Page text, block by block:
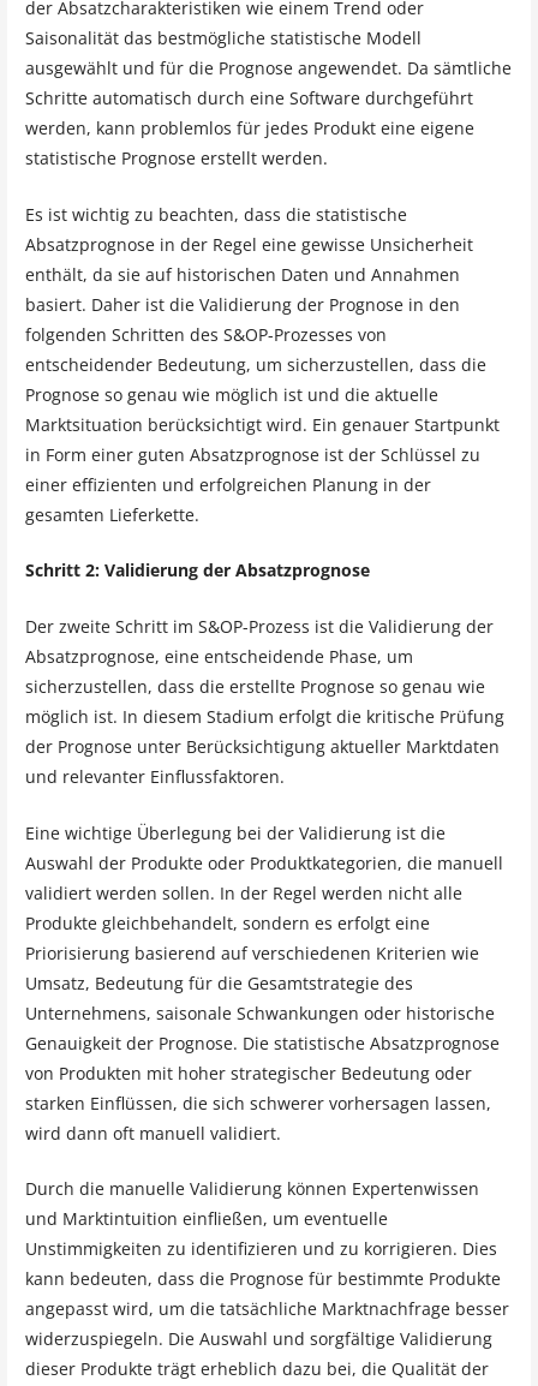
der Absatzcharakteristiken wie einem Trend oder
Saisonalität das bestmögliche statistische Modell
ausgewählt und für die Prognose angewendet. Da sämtliche
Schritte automatisch durch eine Software durchgeführt
werden, kann problemlos für jedes Produkt eine eigene
statistische Prognose erstellt werden.
Es ist wichtig zu beachten, dass die statistische
Absatzprognose in der Regel eine gewisse Unsicherheit
enthält, da sie auf historischen Daten und Annahmen
basiert. Daher ist die Validierung der Prognose in den
folgenden Schritten des S&OP-Prozesses von
entscheidender Bedeutung, um sicherzustellen, dass die
Prognose so genau wie möglich ist und die aktuelle
Marktsituation berücksichtigt wird. Ein genauer Startpunkt
in Form einer guten Absatzprognose ist der Schlüssel zu
einer effizienten und erfolgreichen Planung in der
gesamten Lieferkette.
Schritt 2: Validierung der Absatzprognose
Der zweite Schritt im S&OP-Prozess ist die Validierung der
Absatzprognose, eine entscheidende Phase, um
sicherzustellen, dass die erstellte Prognose so genau wie
möglich ist. In diesem Stadium erfolgt die kritische Prüfung
der Prognose unter Berücksichtigung aktueller Marktdaten
und relevanter Einflussfaktoren.
Eine wichtige Überlegung bei der Validierung ist die
Auswahl der Produkte oder Produktkategorien, die manuell
validiert werden sollen. In der Regel werden nicht alle
Produkte gleichbehandelt, sondern es erfolgt eine
Priorisierung basierend auf verschiedenen Kriterien wie
Umsatz, Bedeutung für die Gesamtstrategie des
Unternehmens, saisonale Schwankungen oder historische
Genauigkeit der Prognose. Die statistische Absatzprognose
von Produkten mit hoher strategischer Bedeutung oder
starken Einflüssen, die sich schwerer vorhersagen lassen,
wird dann oft manuell validiert.
Durch die manuelle Validierung können Expertenwissen
und Marktintuition einfließen, um eventuelle
Unstimmigkeiten zu identifizieren und zu korrigieren. Dies
kann bedeuten, dass die Prognose für bestimmte Produkte
angepasst wird, um die tatsächliche Marktnachfrage besser
widerzuspiegeln. Die Auswahl und sorgfältige Validierung
dieser Produkte trägt erheblich dazu bei, die Qualität der